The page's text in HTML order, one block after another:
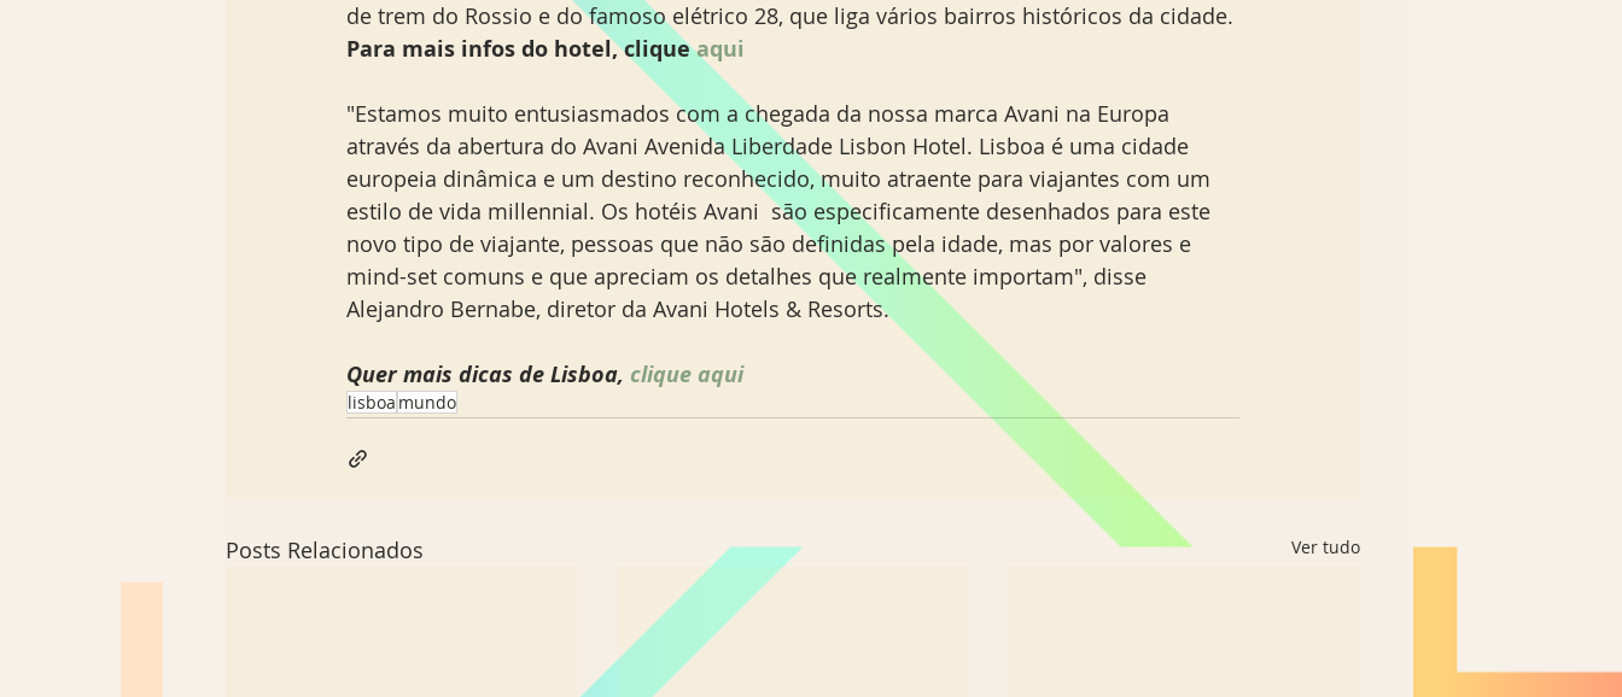
de trem do Rossio e do famoso elétrico 28, que liga vários bairros históricos da cidade.
Para mais infos do hotel, clique aqui
"Estamos muito entusiasmados com a chegada da nossa marca Avani na Europa
através da abertura do Avani Avenida Liberdade Lisbon Hotel. Lisboa é uma cidade
europeia dinâmica e um destino reconhecido, muito atraente para viajantes com um
estilo de vida millennial. Os hotéis Avani  são especificamente desenhados para este
novo tipo de viajante, pessoas que não são definidas pela idade, mas por valores e
mind-set comuns e que apreciam os detalhes que realmente importam", disse
Alejandro Bernabe, diretor da Avani Hotels & Resorts.
Quer mais dicas de Lisboa, clique aqui
lisboa mundo
Posts Relacionados Ver tudo